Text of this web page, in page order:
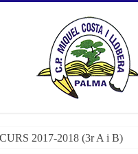
2017-2018 (3r A i B)